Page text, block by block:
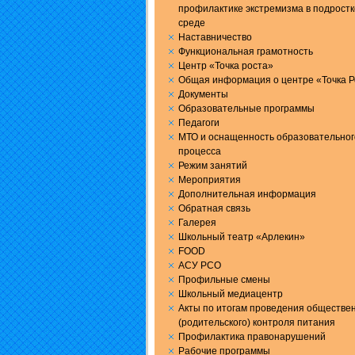
профилактике экстремизма в
среде
Наставничество
Функциональная грамотность
Центр «Точка роста»
Общая информация о центре «Точка
Документы
Образовательные программы
Педагоги
МТО и оснащенность
процесса
Режим занятий
Мероприятия
Дополнительная информация
Обратная связь
Галерея
Школьный театр «Арлекин»
FOOD
АСУ РСО
Профильные смены
Школьный медиацентр
Акты по итогам проведения
(родительского) контроля питания
Профилактика правонарушений
Рабочие программы